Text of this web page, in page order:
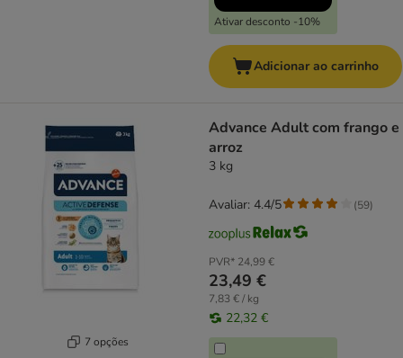
Ativar desconto -10%
Adicionar ao carrinho
7 opções
Advance Adult com frango e
arroz
3 kg
PVR* 24,99 €
23,49 €
7,83 € / kg
22,32 €
Avaliar: 4.4/5 (59)